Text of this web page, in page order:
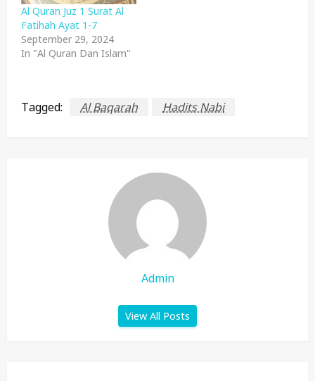
Al Quran Juz 1 Surat Al
Fatihah Ayat 1-7
September 29, 2024
In "Al Quran Dan Islam"
Tagged: Al Baqarah Hadits Nabi
Admin
View All Posts